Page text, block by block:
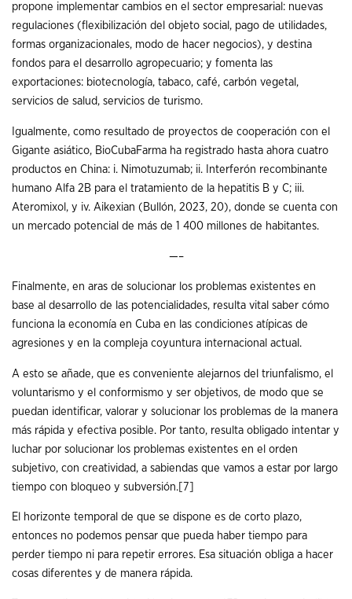
propone implementar cambios en el sector empresarial: nuevas
regulaciones (flexibilización del objeto social, pago de utilidades,
formas organizacionales, modo de hacer negocios), y destina
fondos para el desarrollo agropecuario; y fomenta las
exportaciones: biotecnología, tabaco, café, carbón vegetal,
servicios de salud, servicios de turismo.
Igualmente, como resultado de proyectos de cooperación con el
Gigante asiático, BioCubaFarma ha registrado hasta ahora cuatro
productos en China: i. Nimotuzumab; ii. Interferón recombinante
humano Alfa 2B para el tratamiento de la hepatitis B y C; iii.
Ateromixol, y iv. Aikexian (Bullón, 2023, 20), donde se cuenta con
un mercado potencial de más de 1 400 millones de habitantes.
—–
Finalmente, en aras de solucionar los problemas existentes en
base al desarrollo de las potencialidades, resulta vital saber cómo
funciona la economía en Cuba en las condiciones atípicas de
agresiones y en la compleja coyuntura internacional actual.
A esto se añade, que es conveniente alejarnos del triunfalismo, el
voluntarismo y el conformismo y ser objetivos, de modo que se
puedan identificar, valorar y solucionar los problemas de la manera
más rápida y efectiva posible. Por tanto, resulta obligado intentar y
luchar por solucionar los problemas existentes en el orden
subjetivo, con creatividad, a sabiendas que vamos a estar por largo
tiempo con bloqueo y subversión. [7]
El horizonte temporal de que se dispone es de corto plazo,
entonces no podemos pensar que pueda haber tiempo para
perder tiempo ni para repetir errores. Esa situación obliga a hacer
cosas diferentes y de manera rápida.